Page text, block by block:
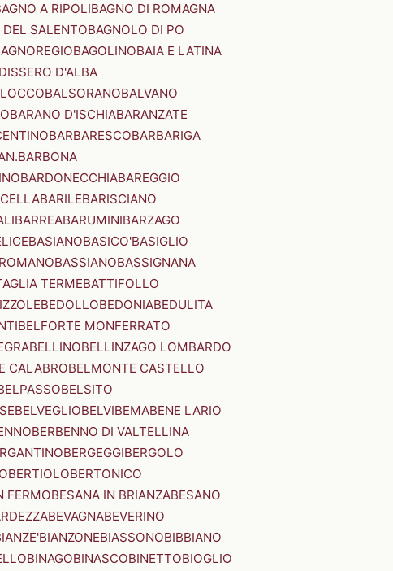
A RIPOLIBAGNO DI ROMAGNA
SALENTOBAGNOLO DI PO
BAGOLINOBAIA E LATINA
D'ALBA
BALSORANOBALVANO
BARANO D'ISCHIABARANZATE
BARBARESCOBARBARIGA
BARBONA
BARDONECCHIABAREGGIO
BARILEBARISCIANO
BARREABARUMINIBARZAGO
BASIANOBASICO'BASIGLIO
BASSIANOBASSIGNANA
TERMEBATTIFOLLO
BEDOLLOBEDONIABEDULITA
BELFORTE MONFERRATO
BELLINOBELLINZAGO LOMBARDO
CALABROBELMONTE CASTELLO
BELSITO
BELVEGLIOBELVIBEMABENE LARIO
BERBENNO DI VALTELLINA
BERGEGGIBERGOLO
BERTIOLOBERTONICO
FERMOBESANA IN BRIANZABESANO
BEVAGNABEVERINO
BIANZONEBIASSONOBIBBIANO
BINAGOBINASCOBINETTOBIOGLIO